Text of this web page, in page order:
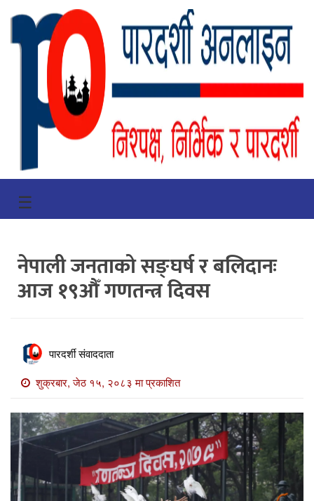
गृहपृष्ठ
भिडियो
प्रमुख
खबर
समाचार
खबर
माडी
खबर
विविध
☰
नेपाली जनताको सङ्घर्ष र बलिदानः
आज १९औँ गणतन्त्र दिवस
पारदर्शी संवाददाता
शुक्रबार, जेठ १५, २०८३ मा प्रकाशित